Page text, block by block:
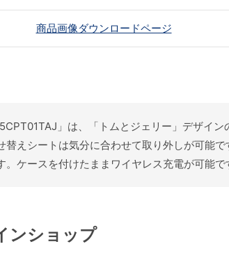
商品画像ダウンロードページ
」は、「トムとジェリー」デザイ
替えシートは気分に合わせて取り外しが可能
。ケースを付けたままワイヤレス充電が可能
ンショップ